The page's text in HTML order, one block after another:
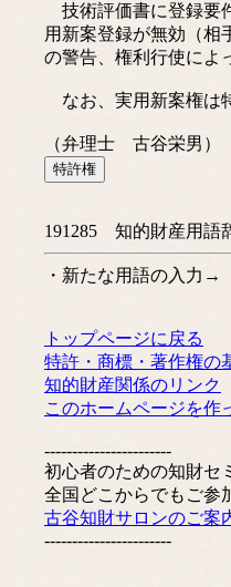
技術評価書に登録要
用新案登録が無効（相
の警告、権利行使によ
なお、実用新案権は
（弁理士 古谷栄男）
191285 知的財産用語
・新たな用語の入力→
トップページに戻る
特許・商標・著作権の
知的財産関係のリンク
このホームページを作
-----------------------
初心者のための知財セ
全国どこからでもご参
古谷知財サロンのご案
-----------------------